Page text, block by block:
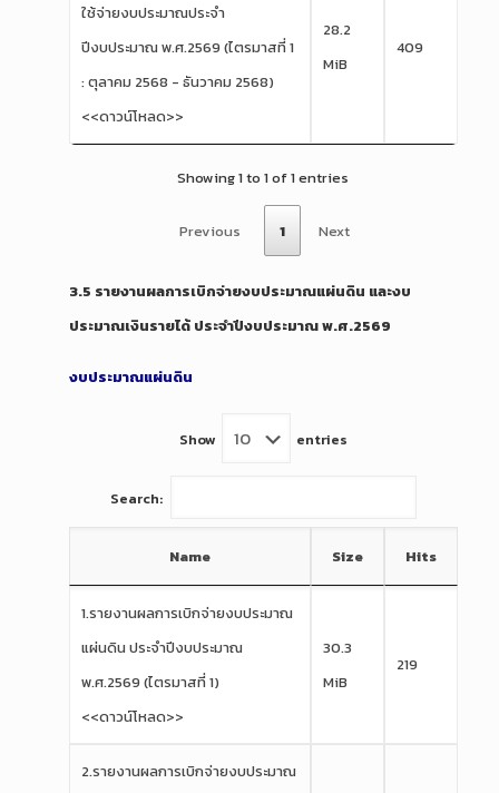
ใช้จ่ายงบประมาณประจำ
ปีงบประมาณ พ.ศ.2569 (ไตรมาสที่ 1
: ตุลาคม 2568 - ธันวาคม 2568)
<<ดาวน์โหลด>>
28.2
MiB
409
Showing 1 to 1 of 1 entries
Previous 1 Next
3.5 รายงานผลการเบิกจ่ายงบประมาณแผ่นดิน และงบ
ประมาณเงินรายได้ ประจำปีงบประมาณ พ.ศ.2569
งบประมาณแผ่นดิน
Show entries
Search:
Name Size Hits
1.รายงานผลการเบิกจ่ายงบประมาณ
แผ่นดิน ประจำปีงบประมาณ
พ.ศ.2569 (ไตรมาสที่ 1)
<<ดาวน์โหลด>>
30.3
MiB
219
2.รายงานผลการเบิกจ่ายงบประมาณ